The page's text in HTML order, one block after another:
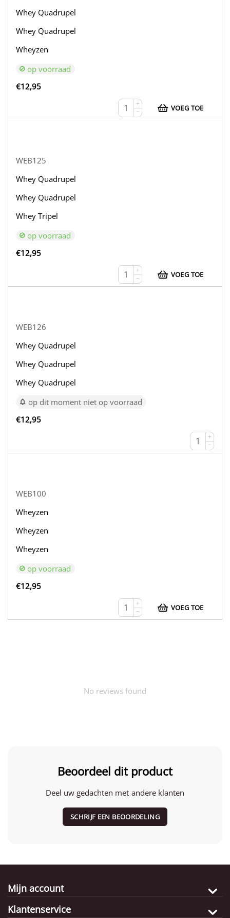
Whey Quadrupel
Whey Quadrupel
Wheyzen
op voorraad
€12,95
+
−
VOEG TOE
WEB125
Whey Quadrupel
Whey Quadrupel
Whey Tripel
op voorraad
€12,95
+
−
VOEG TOE
WEB126
Whey Quadrupel
Whey Quadrupel
Whey Quadrupel
op dit moment niet op voorraad
€12,95
+
−
WEB100
Wheyzen
Wheyzen
Wheyzen
op voorraad
€12,95
+
−
VOEG TOE
No reviews found
Beoordeel dit product
Deel uw gedachten met andere klanten
SCHRIJF EEN BEOORDELING
Mijn account
Klantenservice